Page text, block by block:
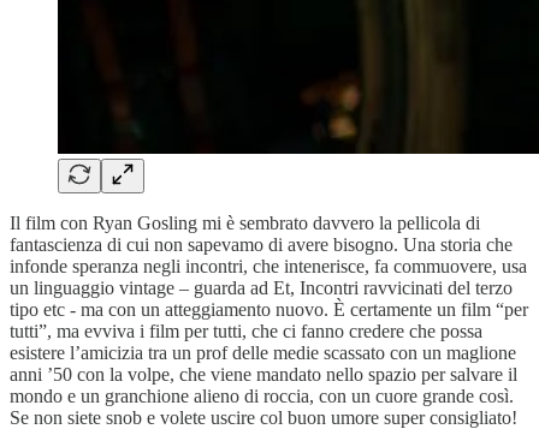
Il film con Ryan Gosling mi è sembrato davvero la pellicola di
fantascienza di cui non sapevamo di avere bisogno. Una storia che
infonde speranza negli incontri, che intenerisce, fa commuovere, usa
un linguaggio vintage – guarda ad Et, Incontri ravvicinati del terzo
tipo etc - ma con un atteggiamento nuovo. È certamente un film “per
tutti”, ma evviva i film per tutti, che ci fanno credere che possa
esistere l’amicizia tra un prof delle medie scassato con un maglione
anni ’50 con la volpe, che viene mandato nello spazio per salvare il
mondo e un granchione alieno di roccia, con un cuore grande così.
Se non siete snob e volete uscire col buon umore super consigliato!